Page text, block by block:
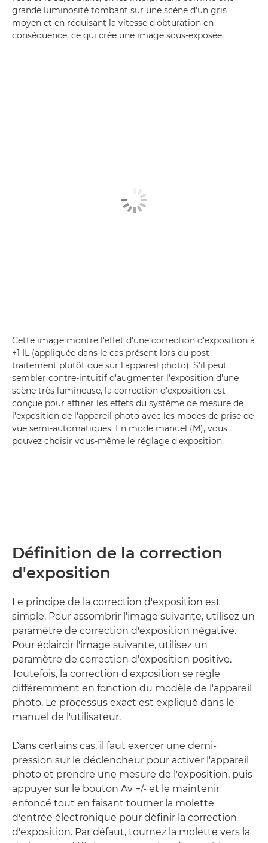
grande luminosité tombant sur une scène d'un gris
moyen et en réduisant la vitesse d'obturation en
conséquence, ce qui crée une image sous-exposée.
Cette image montre l'effet d'une correction d'exposition à
+1 IL (appliquée dans le cas présent lors du post-
traitement plutôt que sur l'appareil photo). S'il peut
sembler contre-intuitif d'augmenter l'exposition d'une
scène très lumineuse, la correction d'exposition est
conçue pour affiner les effets du système de mesure de
l'exposition de l'appareil photo avec les modes de prise de
vue semi-automatiques. En mode manuel (M), vous
pouvez choisir vous-même le réglage d'exposition.
Définition de la correction
d'exposition
Le principe de la correction d'exposition est
simple. Pour assombrir l'image suivante, utilisez un
paramètre de correction d'exposition négative.
Pour éclaircir l'image suivante, utilisez un
paramètre de correction d'exposition positive.
Toutefois, la correction d'exposition se règle
différemment en fonction du modèle de l'appareil
photo. Le processus exact est expliqué dans le
manuel de l'utilisateur.
Dans certains cas, il faut exercer une demi-
pression sur le déclencheur pour activer l'appareil
photo et prendre une mesure de l'exposition, puis
appuyer sur le bouton Av +/- et le maintenir
enfoncé tout en faisant tourner la molette
d'entrée électronique pour définir la correction
d'exposition. Par défaut, tournez la molette vers la